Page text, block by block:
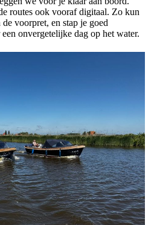
routes ook vooraf digitaal. Zo kun
voorpret, en stap je goed
onvergetelijke dag op het water.